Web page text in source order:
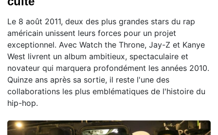
Le 8 août 2011, deux des plus grandes stars du rap
américain unissent leurs forces pour un projet
exceptionnel. Avec Watch the Throne, Jay-Z et Kanye
West livrent un album ambitieux, spectaculaire et
novateur qui marquera profondément les années 2010.
Quinze ans après sa sortie, il reste l'une des
collaborations les plus emblématiques de l'histoire du
hip-hop.